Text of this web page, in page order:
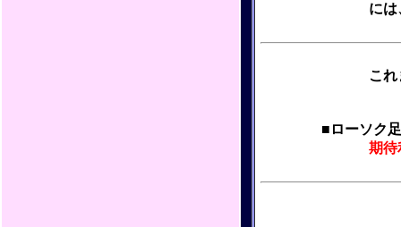
に
こ
■ローソク
期待